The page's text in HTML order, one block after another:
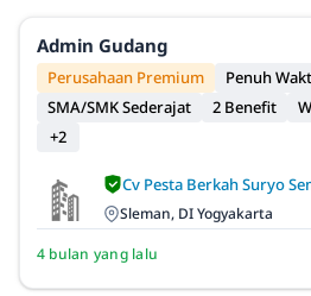
Admin Gudang
Perusahaan Premium
Penuh
SMA/SMK Sederajat
2 Benefit
+2
Cv Pesta Berkah Suryo
Sleman, DI Yogyakarta
4 bulan yang lalu